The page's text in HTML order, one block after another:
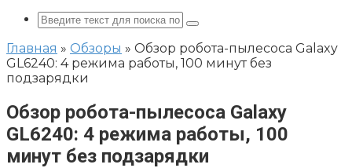
Поиск:
Главная » Обзоры » Обзор робота-пылесоса Galaxy
GL6240: 4 режима работы, 100 минут без
подзарядки
Обзор робота-пылесоса Galaxy
GL6240: 4 режима работы, 100
минут без подзарядки